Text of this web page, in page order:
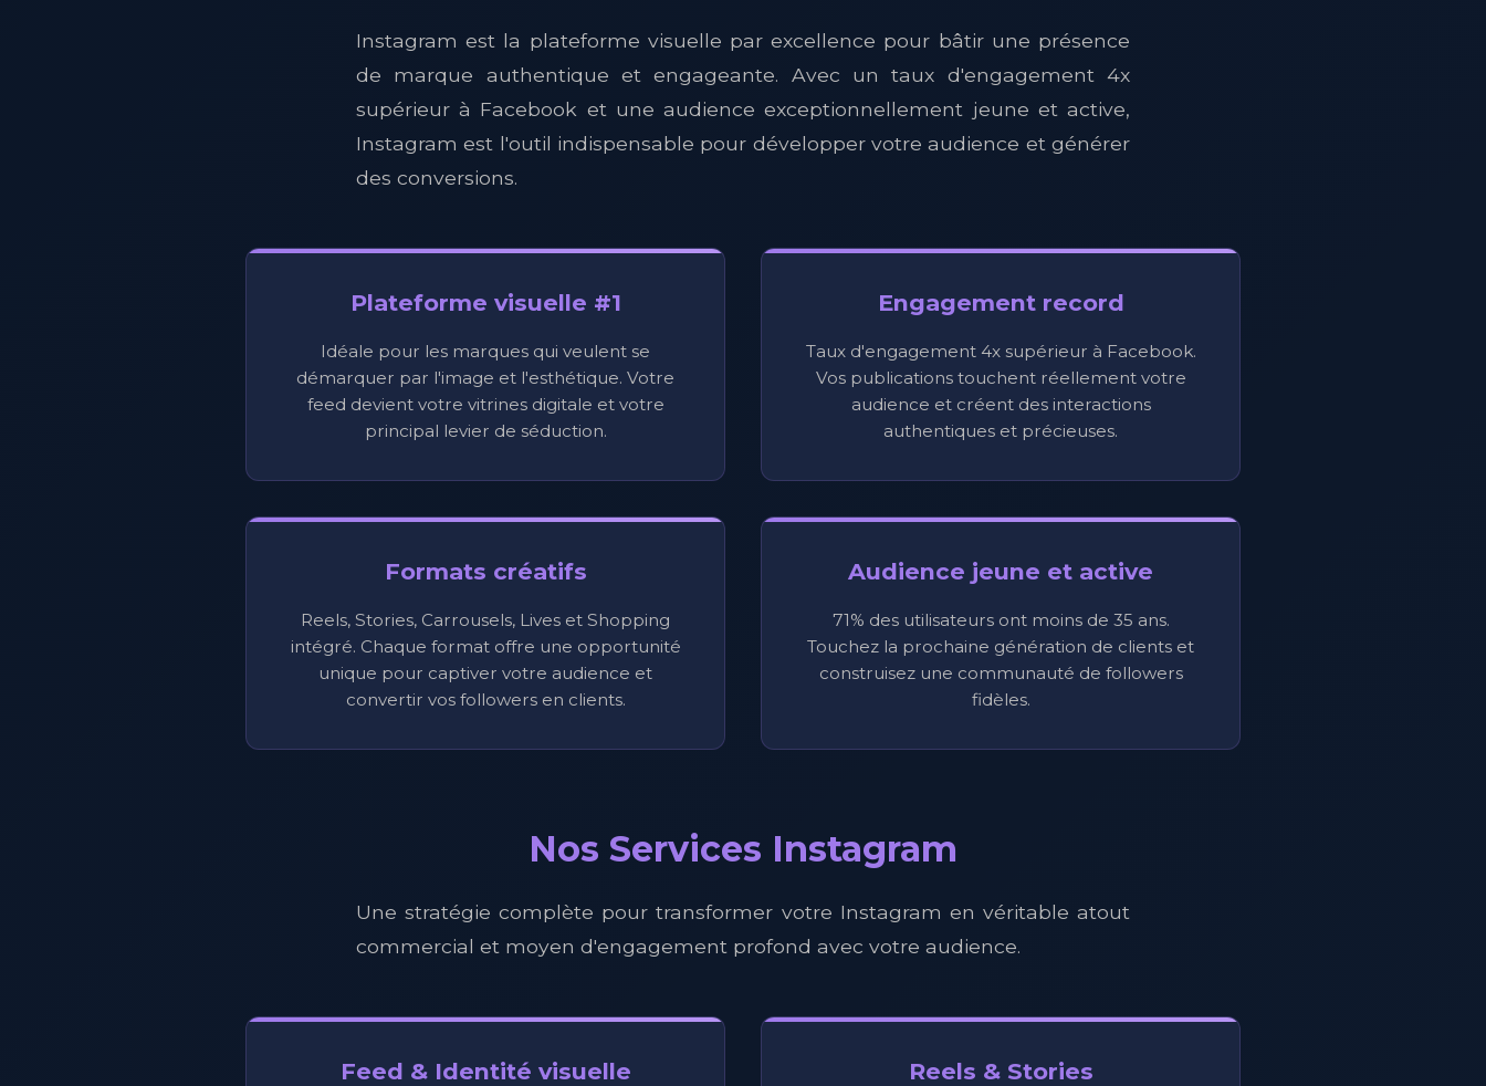
Instagram est la plateforme visuelle par excellence pour bâtir une présence
de marque authentique et engageante. Avec un taux d'engagement 4x
supérieur à Facebook et une audience exceptionnellement jeune et active,
Instagram est l'outil indispensable pour développer votre audience et générer
des conversions.
Plateforme visuelle #1
Idéale pour les marques qui veulent se
démarquer par l'image et l'esthétique. Votre
feed devient votre vitrines digitale et votre
principal levier de séduction.
Engagement record
Taux d'engagement 4x supérieur à Facebook.
Vos publications touchent réellement votre
audience et créent des interactions
authentiques et précieuses.
Formats créatifs
Reels, Stories, Carrousels, Lives et Shopping
intégré. Chaque format offre une opportunité
unique pour captiver votre audience et
convertir vos followers en clients.
Audience jeune et active
71% des utilisateurs ont moins de 35 ans.
Touchez la prochaine génération de clients et
construisez une communauté de followers
fidèles.
Nos Services Instagram
Une stratégie complète pour transformer votre Instagram en véritable atout
commercial et moyen d'engagement profond avec votre audience.
Feed & Identité visuelle Reels & Stories